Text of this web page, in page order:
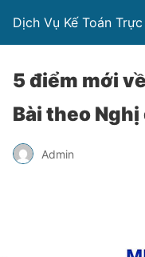
Dịch Vụ Kế Toán
5 điểm mới
Bài theo
Admin